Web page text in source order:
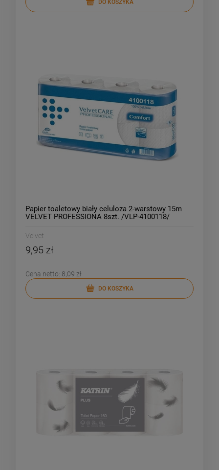
DO KOSZYKA
Papier toaletowy biały celuloza 2-warstowy 15m
VELVET PROFESSIONA 8szt. /VLP-4100118/
Velvet
9,95 zł
Cena netto: 8,09 zł
DO KOSZYKA